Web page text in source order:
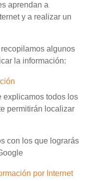
aprendan a
y a realizar un
algunos
la información:
explicamos todos los
permitirán localizar
con los que lograrás
por Internet